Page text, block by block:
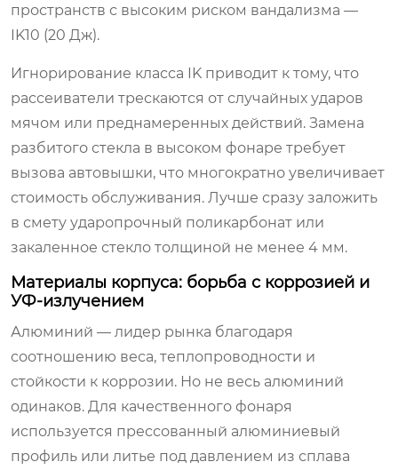
пространств с высоким риском вандализма —
IK10 (20 Дж).
Игнорирование класса IK приводит к тому, что
рассеиватели трескаются от случайных ударов
мячом или преднамеренных действий. Замена
разбитого стекла в высоком фонаре требует
вызова автовышки, что многократно увеличивает
стоимость обслуживания. Лучше сразу заложить
в смету ударопрочный поликарбонат или
закаленное стекло толщиной не менее 4 мм.
Материалы корпуса: борьба с коррозией и
УФ-излучением
Алюминий — лидер рынка благодаря
соотношению веса, теплопроводности и
стойкости к коррозии. Но не весь алюминий
одинаков. Для качественного фонаря
используется прессованный алюминиевый
профиль или литье под давлением из сплава